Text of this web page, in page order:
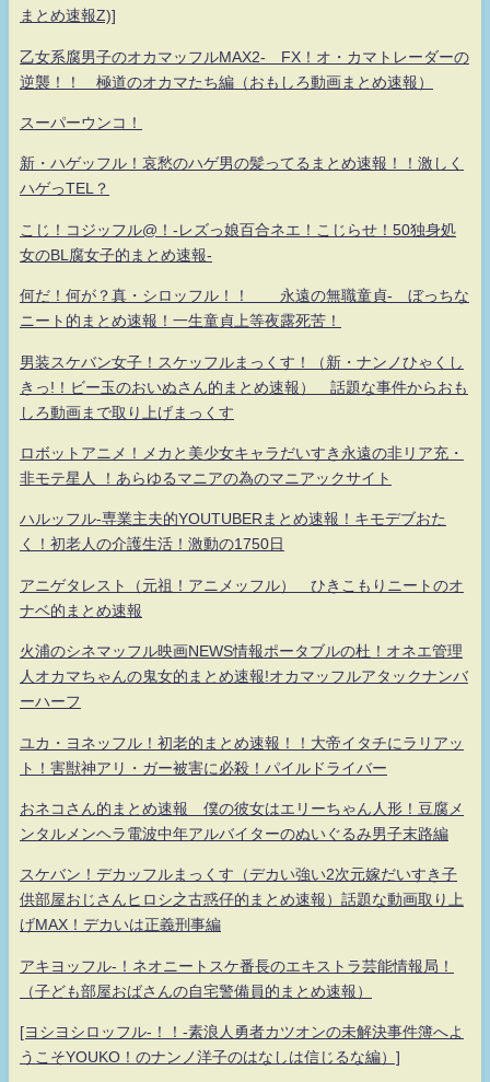
まとめ速報Z)]
乙女系腐男子のオカマッフルMAX2- FX！オ・カマトレーダーの
逆襲！！ 極道のオカマたち編（おもしろ動画まとめ速報）
スーパーウンコ！
新・ハゲッフル！哀愁のハゲ男の髪ってるまとめ速報！！激しく
ハゲっTEL？
こじ！コジッフル@！-レズっ娘百合ネエ！こじらせ！50独身処
女のBL腐女子的まとめ速報-
何だ！何が？真・シロッフル！！ 永遠の無職童貞- ぼっちな
ニート的まとめ速報！一生童貞上等夜露死苦！
男装スケバン女子！スケッフルまっくす！（新・ナンノひゃくし
きっ!！ビー玉のおいぬさん的まとめ速報） 話題な事件からおも
しろ動画まで取り上げまっくす
ロボットアニメ！メカと美少女キャラだいすき永遠の非リア充・
非モテ星人 ！あらゆるマニアの為のマニアックサイト
ハルッフル-専業主夫的YOUTUBERまとめ速報！キモデブおた
く！初老人の介護生活！激動の1750日
アニゲタレスト（元祖！アニメッフル） ひきこもりニートのオ
ナベ的まとめ速報
火浦のシネマッフル映画NEWS情報ポータブルの杜！オネエ管理
人オカマちゃんの鬼女的まとめ速報!オカマッフルアタックナンバ
ーハーフ
ユカ・ヨネッフル！初老的まとめ速報！！大帝イタチにラリアッ
ト！害獣神アリ・ガー被害に必殺！パイルドライバー
おネコさん的まとめ速報 僕の彼女はエリーちゃん人形！豆腐メ
ンタルメンヘラ電波中年アルバイターのぬいぐるみ男子末路編
スケバン！デカッフルまっくす（デカい強い2次元嫁だいすき子
供部屋おじさんヒロシ之古惑仔的まとめ速報）話題な動画取り上
げMAX！デカいは正義刑事編
アキヨッフル-！ネオニートスケ番長のエキストラ芸能情報局！
（子ども部屋おばさんの自宅警備員的まとめ速報）
[ヨシヨシロッフル-！！-素浪人勇者カツオンの未解決事件簿へよ
うこそYOUKO！のナンノ洋子のはなしは信じるな編）]